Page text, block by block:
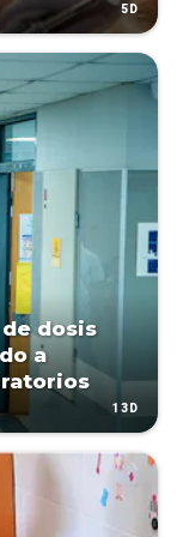
5D
de dosis
a
13D